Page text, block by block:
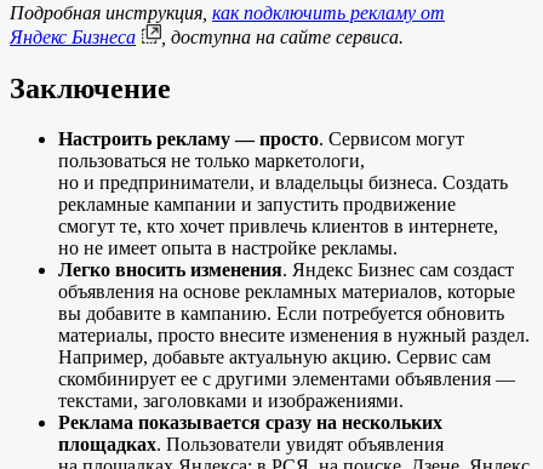
Подробная инструкция, как подключить рекламу от
Яндекс Бизнеса
, доступна на сайте сервиса.
Заключение
Настроить рекламу — просто. Сервисом могут
пользоваться не только маркетологи,
но и предприниматели, и владельцы бизнеса. Создать
рекламные кампании и запустить продвижение
смогут те, кто хочет привлечь клиентов в интернете,
но не имеет опыта в настройке рекламы.
Легко вносить изменения. Яндекс Бизнес сам создаст
объявления на основе рекламных материалов, которые
вы добавите в кампанию. Если потребуется обновить
материалы, просто внесите изменения в нужный раздел.
Например, добавьте актуальную акцию. Сервис сам
скомбинирует ее с другими элементами объявления —
текстами, заголовками и изображениями.
Реклама показывается сразу на нескольких
площадках. Пользователи увидят объявления